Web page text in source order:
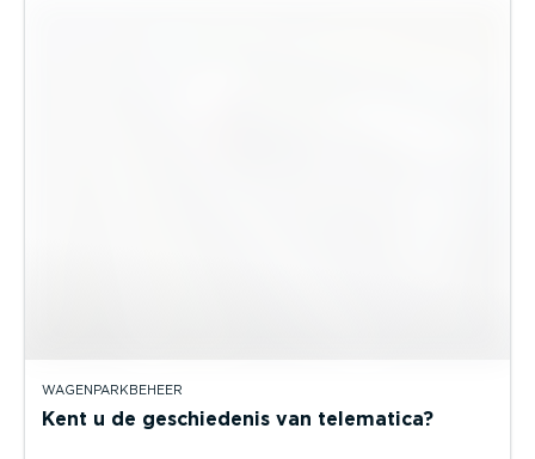
WAGENPARKBEHEER
Kent u de geschiedenis van telematica?